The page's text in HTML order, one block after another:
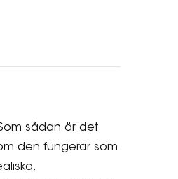
sådan är det
den fungerar som